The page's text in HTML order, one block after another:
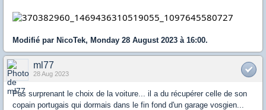
Modifié par NicoTek, Monday 28 August 2023 à 16:00.
ml77
28 Aug 2023
Pas surprenant le choix de la voiture... il a du récupérer celle de son
copain portugais qui dormais dans le fin fond d'un garage vosgien...